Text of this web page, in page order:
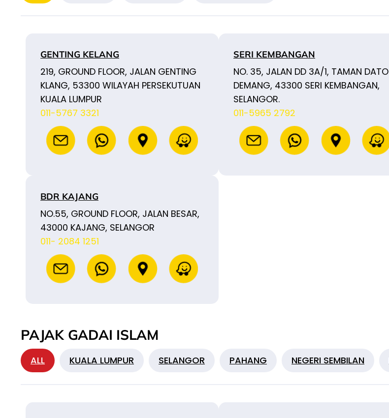
GENTING KELANG
219, GROUND FLOOR, JALAN GENTING
KLANG, 53300 WILAYAH PERSEKUTUAN
KUALA LUMPUR
011-5767 3321
SERI KEMBANGAN
NO. 35, JALAN DD 3A/1, TAMAN DATO
DEMANG, 43300 SERI KEMBANGAN,
SELANGOR.
011-5965 2792
BDR KAJANG
NO.55, GROUND FLOOR, JALAN BESAR,
43000 KAJANG, SELANGOR
011- 2084 1251
PAJAK GADAI ISLAM
ALL KUALA LUMPUR SELANGOR PAHANG NEGERI SEMBILAN